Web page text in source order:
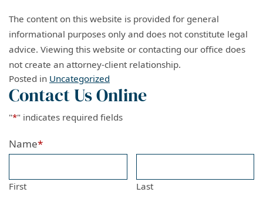
The content on this website is provided for general
informational purposes only and does not constitute legal
advice. Viewing this website or contacting our office does
not create an attorney-client relationship.
Posted in Uncategorized
Contact Us Online
"*" indicates required fields
Name*
First Last